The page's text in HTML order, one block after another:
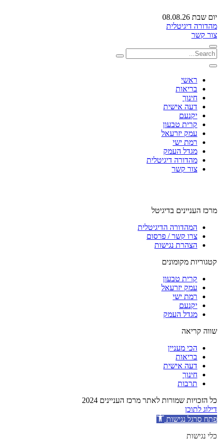
יום שבת 08.08.26
מהדורה דיגיטלית
צור קשר
ראשי
בריאות
חינוך
דעה אישית
יקנעם
קרית טבעון
עמק יזרעאל
רמת ישי
מגדל העמק
מהדורה דיגיטלית
צור קשר
מרכז העניינים בדיגיטל
המהדורה הדיגיטלית
צרו קשר / פרסום
הצהרת נגישות
קטגוריות מקומונים
קרית טבעון
עמק יזרעאל
רמת ישי
יקנעם
מגדל העמק
שווה קריאה
הכי מעניין
בריאות
דעה אישית
חינוך
תרבות
כל הזכויות שמורות לאתר מרכז העניינים 2024
דילוג לתוכן
פתח סרגל נגישות
כלי נגישות